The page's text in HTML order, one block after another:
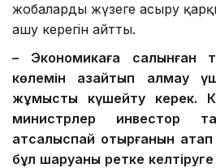
жобаларды жүзеге асыру
ашу керегін айтты.
– Экономикаға салынған
көлемін азайтып алмау
жұмысты күшейту керек.
министрлер инвестор
атсалыспай отырғанын атап
бұл шаруаны ретке келтіруге